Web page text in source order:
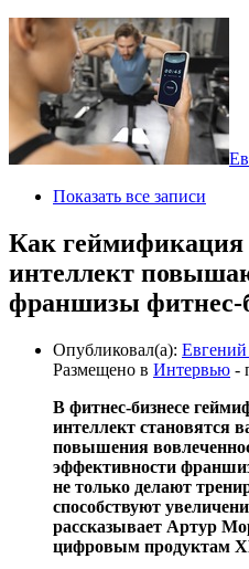
Показать все записи
Как геймификация
интеллект
франшизы фитнес-
Опубликовал(а):
Размещено в Интервью -
В фитнес-бизнесе
интеллект становятся
повышения
эффективности
не только делают
способствуют
рассказывает Артур
цифровым продуктам